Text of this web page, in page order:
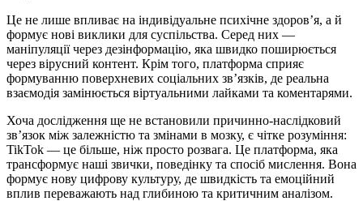
Це не лише впливає на індивідуальне психічне здоров’я, а й
формує нові виклики для суспільства. Серед них —
маніпуляції через дезінформацію, яка швидко поширюється
через вірусний контент. Крім того, платформа сприяє
формуванню поверхневих соціальних зв’язків, де реальна
взаємодія замінюється віртуальними лайками та коментарями.
Хоча дослідження ще не встановили причинно-наслідковий
зв’язок між залежністю та змінами в мозку, є чітке розуміння:
TikTok — це більше, ніж просто розвага. Це платформа, яка
трансформує наші звички, поведінку та спосіб мислення. Вона
формує нову цифрову культуру, де швидкість та емоційний
вплив переважають над глибиною та критичним аналізом.